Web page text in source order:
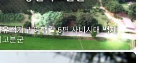
적지구 여행길 6편 사비시대 백제
고분군